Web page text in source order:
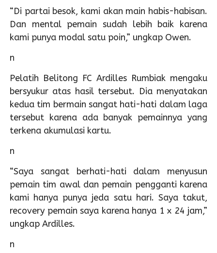
“Di partai besok, kami akan main habis-habisan.
Dan mental pemain sudah lebih baik karena
kami punya modal satu poin,” ungkap Owen.
n
Pelatih Belitong FC Ardilles Rumbiak mengaku
bersyukur atas hasil tersebut. Dia menyatakan
kedua tim bermain sangat hati-hati dalam laga
tersebut karena ada banyak pemainnya yang
terkena akumulasi kartu.
n
“Saya sangat berhati-hati dalam menyusun
pemain tim awal dan pemain pengganti karena
kami hanya punya jeda satu hari. Saya takut,
recovery pemain saya karena hanya 1 x 24 jam,”
ungkap Ardilles.
n